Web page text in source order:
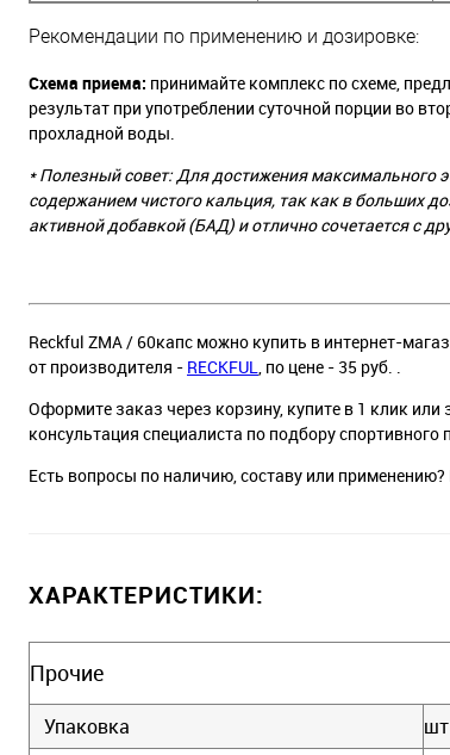
Рекомендации по применению и дозировке:
Схема приема: принимайте комплекс по схеме,
результат при употреблении суточной порции во
прохладной воды.
* Полезный совет: Для достижения максимального
содержанием чистого кальция, так как в больших
активной добавкой (БАД) и отлично сочетается с
Reckful ZMA / 60капс можно купить в интернет-
от производителя - RECKFUL, по цене - 35 руб. .
Оформите заказ через корзину, купите в 1 клик
консультация специалиста по подбору
Есть вопросы по наличию, составу или
ХАРАКТЕРИСТИКИ:
Прочие
Упаковка
шт